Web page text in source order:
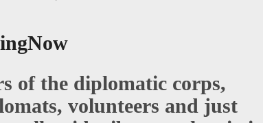
of the diplomatic corps,
volunteers and just